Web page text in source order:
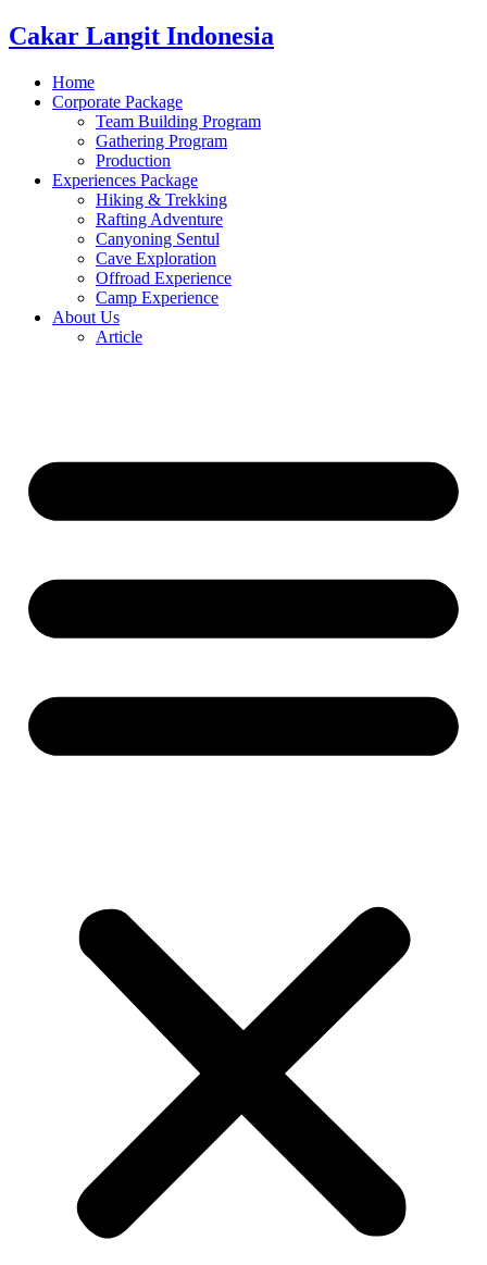
Cakar Langit Indonesia
Home
Corporate Package
Team Building Program
Gathering Program
Production
Experiences Package
Hiking & Trekking
Rafting Adventure
Canyoning Sentul
Cave Exploration
Offroad Experience
Camp Experience
About Us
Article